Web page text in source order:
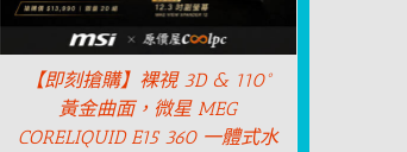
【即刻搶購】裸視 3D & 110°
黃金曲面，微星 MEG
CORELIQUID E15 360 一體式水